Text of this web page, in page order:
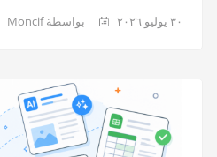
٣٠ يوليو ٢٠٢٦ بواسطة Moncif